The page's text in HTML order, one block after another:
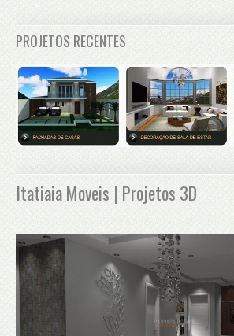
PROJETOS RECENTES
Itatiaia Moveis | Projetos 3D